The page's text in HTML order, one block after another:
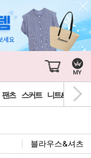
팬츠 스커트 니트&가디건
블라우스&셔츠